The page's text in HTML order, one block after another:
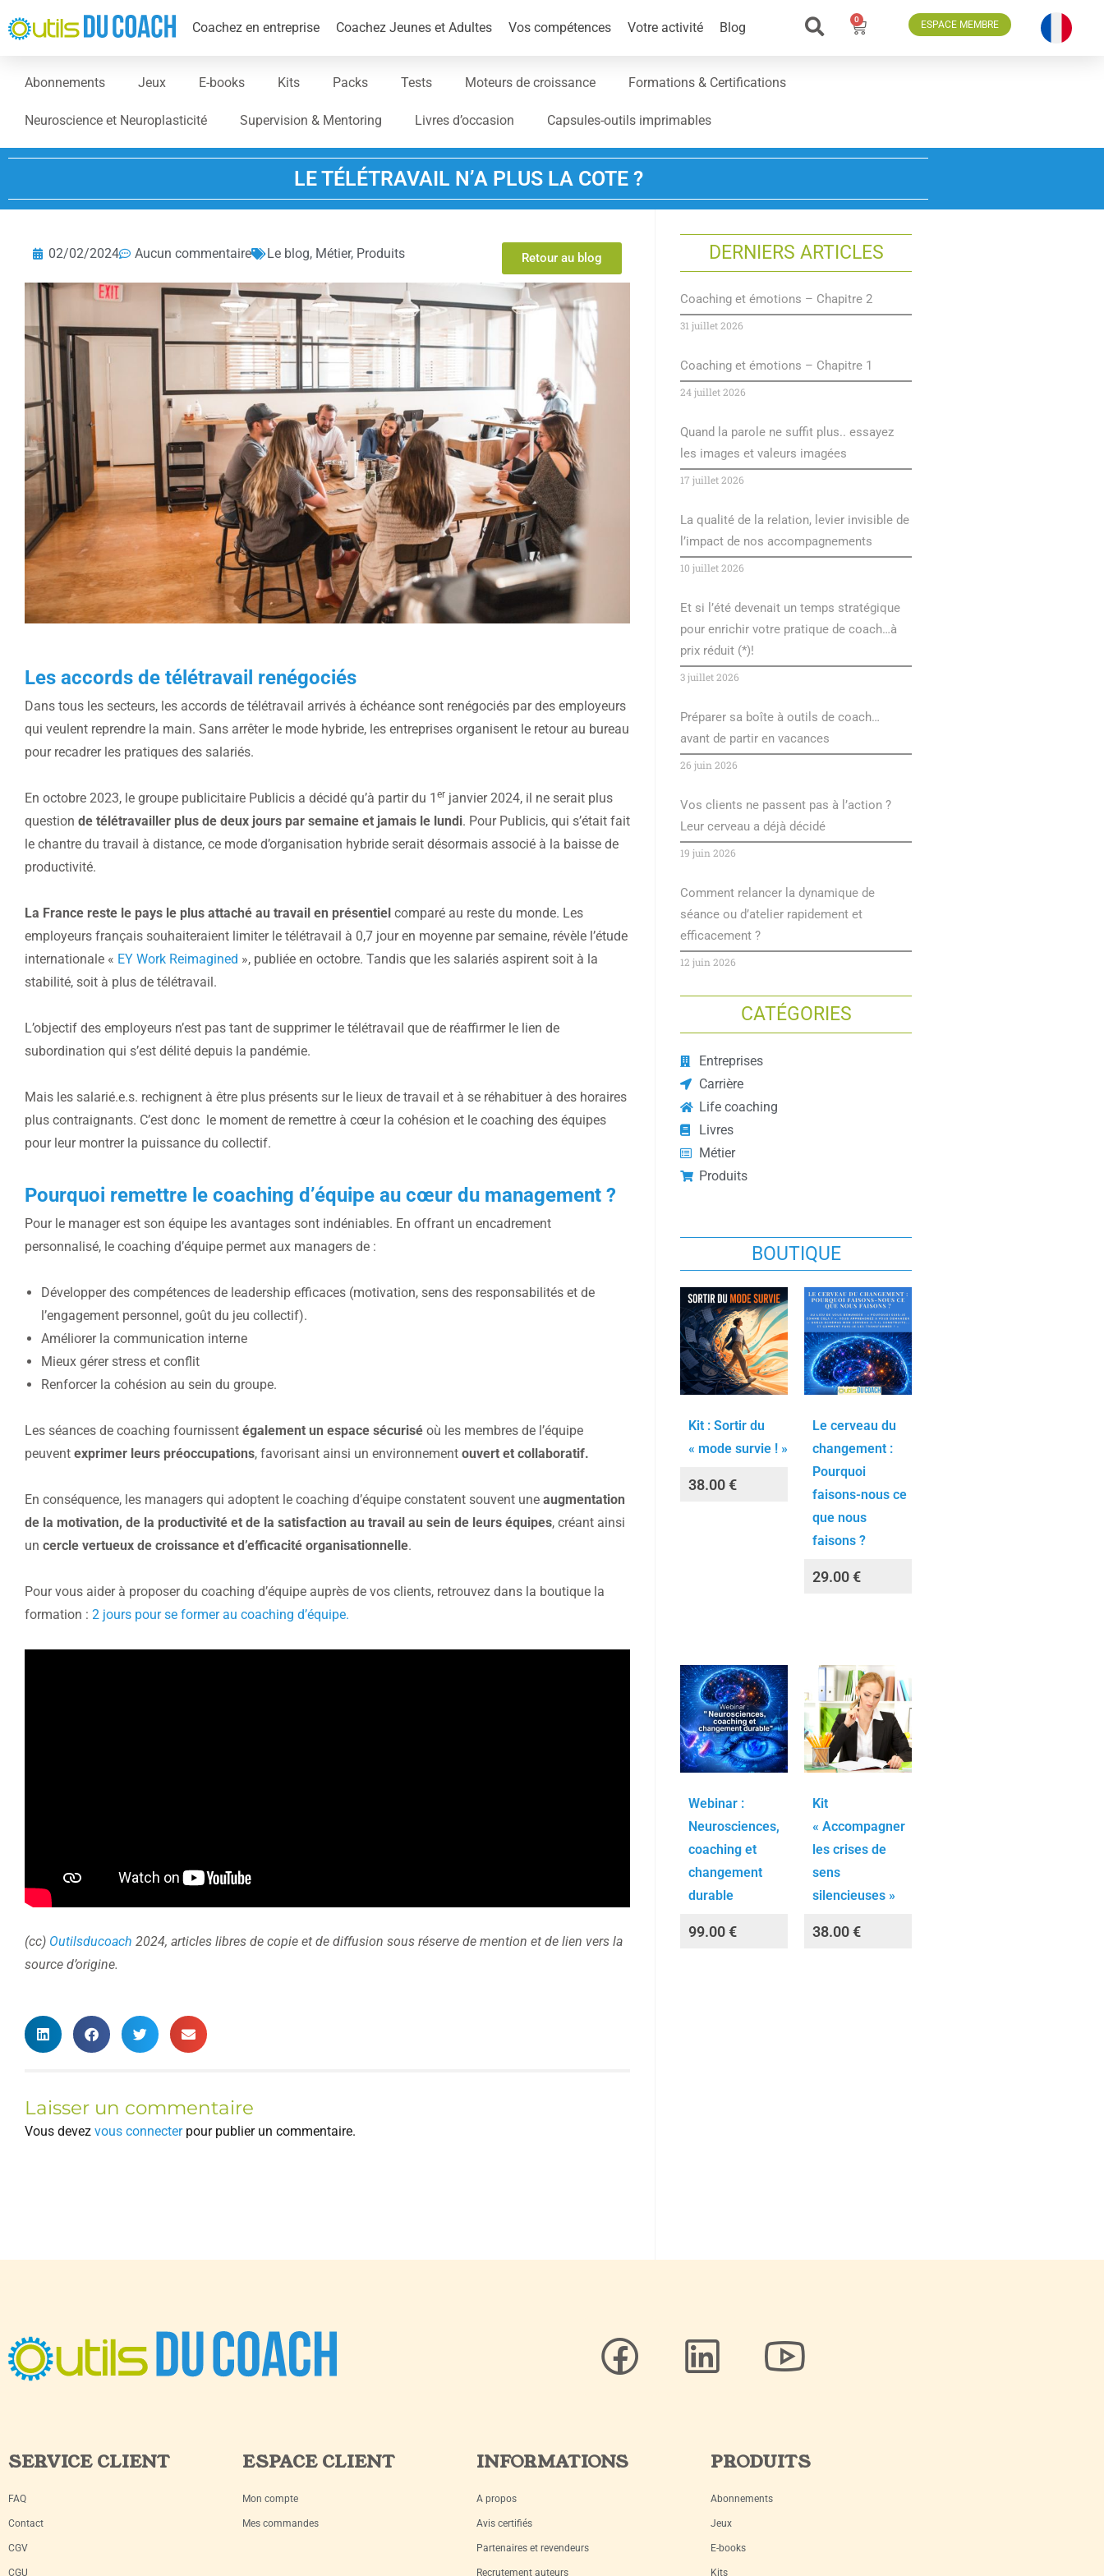
Coachez en entreprise Coachez Jeunes et Adultes Vos compétences Votre activité Blog
0 ESPACE MEMBRE
Abonnements Jeux E-books Kits Packs Tests Moteurs de croissance Formations & Certifications
Neuroscience et Neuroplasticité Supervision & Mentoring Livres d’occasion Capsules-outils imprimables
LE TÉLÉTRAVAIL N’A PLUS LA COTE ?
02/02/2024 Aucun commentaire Le blog, Métier, Produits Retour au blog
Les accords de télétravail renégociés
Dans tous les secteurs, les accords de télétravail arrivés à échéance sont renégociés par des employeurs
qui veulent reprendre la main. Sans arrêter le mode hybride, les entreprises organisent le retour au bureau
pour recadrer les pratiques des salariés.
En octobre 2023, le groupe publicitaire Publicis a décidé qu’à partir du 1 er janvier 2024, il ne serait plus
question de télétravailler plus de deux jours par semaine et jamais le lundi. Pour Publicis, qui s’était fait
le chantre du travail à distance, ce mode d’organisation hybride serait désormais associé à la baisse de
productivité.
La France reste le pays le plus attaché au travail en présentiel comparé au reste du monde. Les
employeurs français souhaiteraient limiter le télétravail à 0,7 jour en moyenne par semaine, révèle l’étude
internationale « EY Work Reimagined », publiée en octobre. Tandis que les salariés aspirent soit à la
stabilité, soit à plus de télétravail.
L’objectif des employeurs n’est pas tant de supprimer le télétravail que de réaffirmer le lien de
subordination qui s’est délité depuis la pandémie.
Mais les salarié.e.s. rechignent à être plus présents sur le lieux de travail et à se réhabituer à des horaires
plus contraignants. C’est donc le moment de remettre à cœur la cohésion et le coaching des équipes
pour leur montrer la puissance du collectif.
Pourquoi remettre le coaching d’équipe au cœur du management ?
Pour le manager est son équipe les avantages sont indéniables. En offrant un encadrement
personnalisé, le coaching d’équipe permet aux managers de :
Développer des compétences de leadership efficaces (motivation, sens des responsabilités et de
l’engagement personnel, goût du jeu collectif).
Améliorer la communication interne
Mieux gérer stress et conflit
Renforcer la cohésion au sein du groupe.
Les séances de coaching fournissent également un espace sécurisé où les membres de l’équipe
peuvent exprimer leurs préoccupations, favorisant ainsi un environnement ouvert et collaboratif.
En conséquence, les managers qui adoptent le coaching d’équipe constatent souvent une augmentation
de la motivation, de la productivité et de la satisfaction au travail au sein de leurs équipes, créant ainsi
un cercle vertueux de croissance et d’efficacité organisationnelle.
Pour vous aider à proposer du coaching d’équipe auprès de vos clients, retrouvez dans la boutique la
formation : 2 jours pour se former au coaching d’équipe.
(cc) Outilsducoach 2024, articles libres de copie et de diffusion sous réserve de mention et de lien vers la
source d’origine.
Laisser un commentaire
Vous devez vous connecterpour publier un commentaire.
DERNIERS ARTICLES
Coaching et émotions – Chapitre 2
31 juillet 2026
Coaching et émotions – Chapitre 1
24 juillet 2026
Quand la parole ne suffit plus.. essayez
les images et valeurs imagées
17 juillet 2026
La qualité de la relation, levier invisible de
l’impact de nos accompagnements
10 juillet 2026
Et si l’été devenait un temps stratégique
pour enrichir votre pratique de coach…à
prix réduit (*)!
3 juillet 2026
Préparer sa boîte à outils de coach…
avant de partir en vacances
26 juin 2026
Vos clients ne passent pas à l’action ?
Leur cerveau a déjà décidé
19 juin 2026
Comment relancer la dynamique de
séance ou d’atelier rapidement et
efficacement ?
12 juin 2026
CATÉGORIES
Entreprises
Carrière
Life coaching
Livres
Métier
Produits
BOUTIQUE
Kit : Sortir du
« mode survie ! »
38.00€
Le cerveau du
changement :
Pourquoi
faisons-nous ce
que nous
faisons ?
29.00€
Webinar :
Neurosciences,
coaching et
changement
durable
99.00€
Kit
« Accompagner
les crises de
sens
silencieuses »
38.00€
SERVICE CLIENT
FAQ
Contact
CGV
CGU
ESPACE CLIENT
Mon compte
Mes commandes
INFORMATIONS
A propos
Avis certifiés
Partenaires et revendeurs
Recrutement auteurs
PRODUITS
Abonnements
Jeux
E-books
Kits